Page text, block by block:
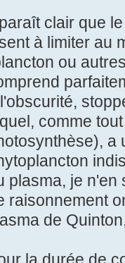
clair que
à limiter au
ou
comme
a
plasma, je n'en
raisonnement
de